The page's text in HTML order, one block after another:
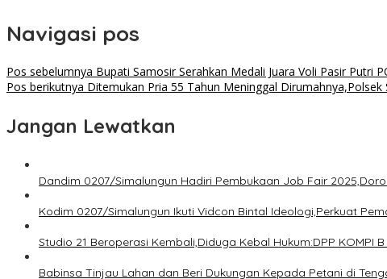
Navigasi pos
Pos sebelumnya Bupati Samosir Serahkan Medali Juara Voli Pasir Putri
Pos berikutnya Ditemukan Pria 55 Tahun Meninggal Dirumahnya,Polsek
Jangan Lewatkan
Dandim 0207/Simalungun Hadiri Pembukaan Job Fair
Kodim 0207/Simalungun Ikuti Vidcon Bintal Ideologi,Perkuat
Studio 21 Beroperasi Kembali,Diduga Kebal Hukum:DPP KOMPI
Babinsa Tinjau Lahan dan Beri Dukungan Kepada Petani di